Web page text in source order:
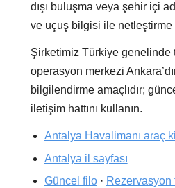
dışı buluşma veya şehir içi
ve uçuş bilgisi ile netleştirme
Şirketimiz Türkiye genelinde
operasyon merkezi
bilgilendirme amaçlıdır;
iletişim hattını kullanın.
Antalya Havalimanı araç
Antalya il sayfası
Güncel filo· Rezervasyon